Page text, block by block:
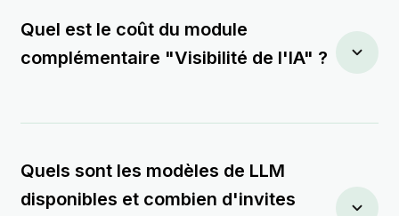
Quel est le coût du module
complémentaire "Visibilité de l'IA" ?
Quels sont les modèles de LLM
disponibles et combien d'invites